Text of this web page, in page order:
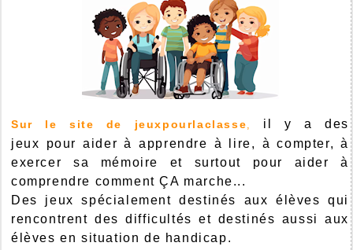
Sur le site de jeuxpourlaclasse
il y a des
jeux pour aider à apprendre à lire, à compter, à
exercer sa mémoire et surtout pour aider à
comprendre comment ÇA marche...
Des jeux spécialement destinés aux élèves qui
rencontrent des difficultés et destinés aussi aux
élèves en situation de handicap.